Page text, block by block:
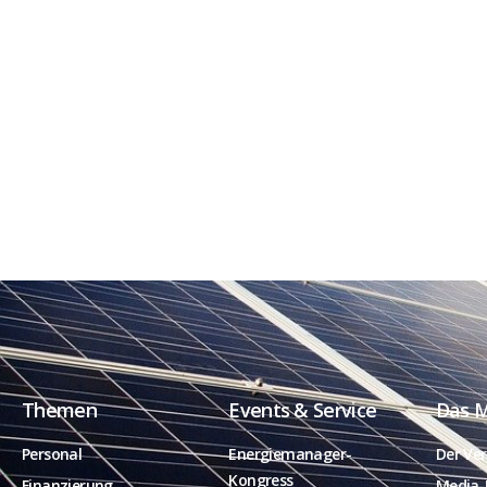
Themen
Personal
Events & Service
Energiemanager-
Kongress
Das
Der